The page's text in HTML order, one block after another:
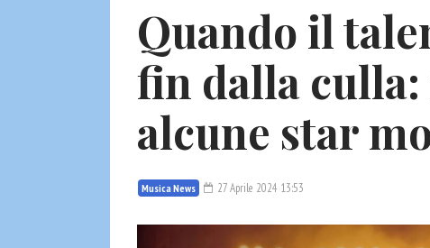
Quando il
fin dalla
alcune star
Musica News 27 Aprile 2024 13:53